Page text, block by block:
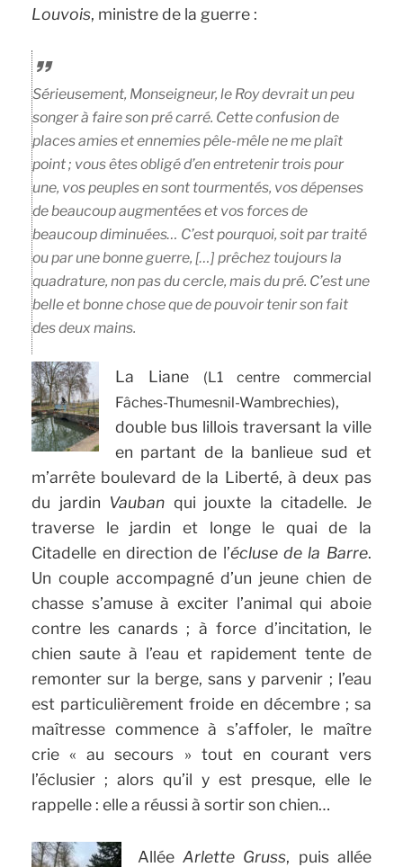
Louvois, ministre de la guerre :
Sérieusement, Monseigneur, le Roy devrait un peu
songer à faire son pré carré. Cette confusion de
places amies et ennemies pêle-mêle ne me plaît
point ; vous êtes obligé d’en entretenir trois pour
une, vos peuples en sont tourmentés, vos dépenses
de beaucoup augmentées et vos forces de
beaucoup diminuées… C’est pourquoi, soit par traité
ou par une bonne guerre, […] prêchez toujours la
quadrature, non pas du cercle, mais du pré. C’est une
belle et bonne chose que de pouvoir tenir son fait
des deux mains.
La Liane
(L1 centre commercial
Fâches-Thumesnil-Wambrechies),
double bus lillois traversant la ville
en partant de la banlieue sud et
m’arrête boulevard de la Liberté, à deux pas
du jardin Vauban qui jouxte la citadelle. Je
traverse le jardin et longe le quai de la
Citadelle en direction de l’écluse de la Barre.
Un couple accompagné d’un jeune chien de
chasse s’amuse à exciter l’animal qui aboie
contre les canards ; à force d’incitation, le
chien saute à l’eau et rapidement tente de
remonter sur la berge, sans y parvenir ; l’eau
est particulièrement froide en décembre ; sa
maîtresse commence à s’affoler, le maître
crie « au secours » tout en courant vers
l’éclusier ; alors qu’il y est presque, elle le
rappelle : elle a réussi à sortir son chien…
AlléeArlette Gruss, puis allée